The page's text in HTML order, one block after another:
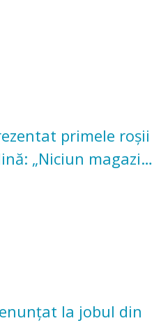
și pădure
primele roșii
„Niciun magazin
satisfacție”
la jobul din